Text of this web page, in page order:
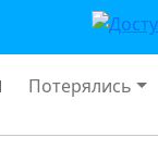
Потерялись